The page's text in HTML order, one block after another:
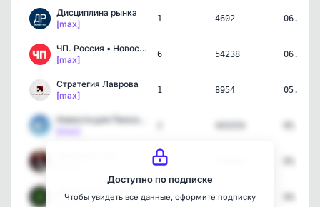
Дисциплина рынка
[max]
1 4602
ЧП. Россия • Новости 🔞
[max]
6 54238
Стратегия Лаврова
[max]
1 8954
Новости для Пенсионеров!
4
[max]
1 22995
Доступно по подписке
Чтобы увидеть все данные, оформите подписку